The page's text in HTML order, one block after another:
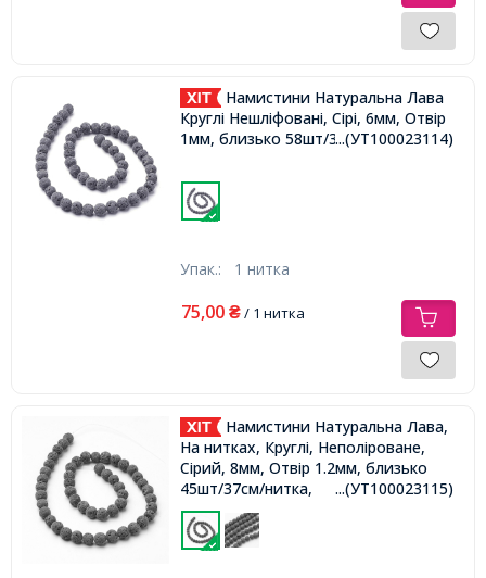
Намистини Натуральна Лава
Круглі Нешліфовані, Сірі, 6мм, Отвір
1мм, близько 58шт/37см/нитка,
...(УТ100023114)
Упак.: 1 нитка
75,00 ₴/ 1 нитка
Намистини Натуральна Лава,
На нитках, Круглі, Неполіроване,
Сірий, 8мм, Отвір 1.2мм, близько
45шт/37см/нитка,
...(УТ100023115)